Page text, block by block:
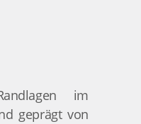
im
geprägt von